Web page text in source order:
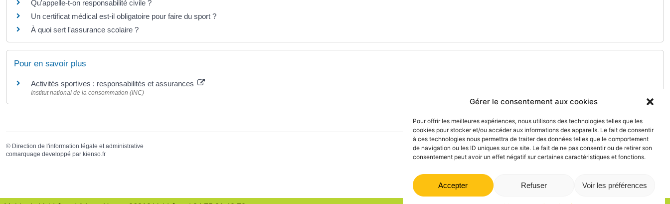
Gérer le consentement aux cookies
Pour offrir les meilleures expériences, nous utilisons des technologies telles que les
cookies pour stocker et/ou accéder aux informations des appareils. Le fait de consentir
à ces technologies nous permettra de traiter des données telles que le comportement
de navigation ou les ID uniques sur ce site. Le fait de ne pas consentir ou de retirer son
consentement peut avoir un effet négatif sur certaines caractéristiques et fonctions.
Accepter Refuser Voir les préférences
Qu'appelle-t-on responsabilité civile ?
Un certificat médical est-il obligatoire pour faire du sport ?
À quoi sert l'assurance scolaire ?
Pour en savoir plus
Activités sportives : responsabilités et assurances
Institut national de la consommation (INC)
© Direction de l'information légale et administrative
comarquage developpé par kienso.fr